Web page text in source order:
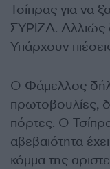
Τσίπρας για να
ΣΥΡΙΖΑ. Αλλιώς
Υπάρχουν
Ο Φάμελλος
πρωτοβουλίες,
πόρτες. Ο
αβεβαιότητα
κόμμα της